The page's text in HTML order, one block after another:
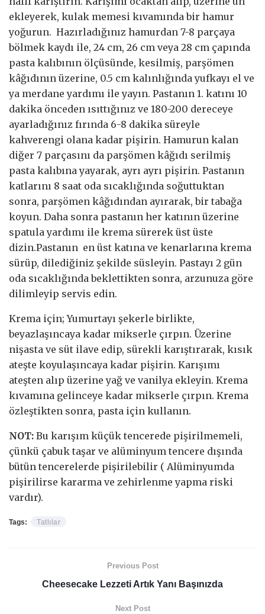
ekleyerek, kulak memesi kıvamında bir hamur
yoğurun. Hazırladığınız hamurdan 7-8 parçaya
bölmek kaydı ile, 24 cm, 26 cm veya 28 cm çapında
pasta kalıbının ölçüsünde, kesilmiş, parşömen
kâğıdının üzerine, 0.5 cm kalınlığında yufkayı el ve
ya merdane yardımı ile yayın. Pastanın 1. katını 10
dakika önceden ısıttığınız ve 180-200 dereceye
ayarladığınız fırında 6-8 dakika süreyle
kahverengi olana kadar pişirin. Hamurun kalan
diğer 7 parçasını da parşömen kâğıdı serilmiş
pasta kalıbına yayarak, ayrı ayrı pişirin. Pastanın
katlarını 8 saat oda sıcaklığında soğuttuktan
sonra, parşömen kâğıdından ayırarak, bir tabağa
koyun. Daha sonra pastanın her katının üzerine
spatula yardımı ile krema sürerek üst üste
dizin.Pastanın en üst katına ve kenarlarına krema
sürüp, dilediğiniz şekilde süsleyin. Pastayı 2 gün
oda sıcaklığında beklettikten sonra, arzunuza göre
dilimleyip servis edin.
Krema için; Yumurtayı şekerle birlikte,
beyazlaşıncaya kadar mikserle çırpın. Üzerine
nişasta ve süt ilave edip, sürekli karıştırarak, kısık
ateşte koyulaşıncaya kadar pişirin. Karışımı
ateşten alıp üzerine yağ ve vanilya ekleyin. Krema
kıvamına gelinceye kadar mikserle çırpın. Krema
özleştikten sonra, pasta için kullanın.
NOT: Bu karışım küçük tencerede pişirilmemeli,
çünkü çabuk taşar ve alüminyum tencere dışında
bütün tencerelerde pişirilebilir ( Alüminyumda
pişirilirse kararma ve zehirlenme yapma riski
vardır).
Tags: Tatlılar
Previous Post
Cheesecake Lezzeti Artık Yanı Başınızda
Next Post